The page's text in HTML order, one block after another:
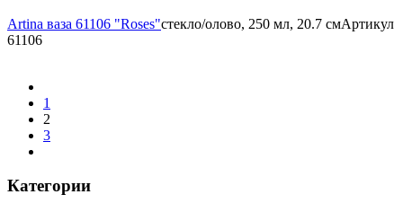
Artina ваза 61106 "Roses"стекло/олово, 250 мл, 20.7 смАртикул
61106
1
2
3
Категории